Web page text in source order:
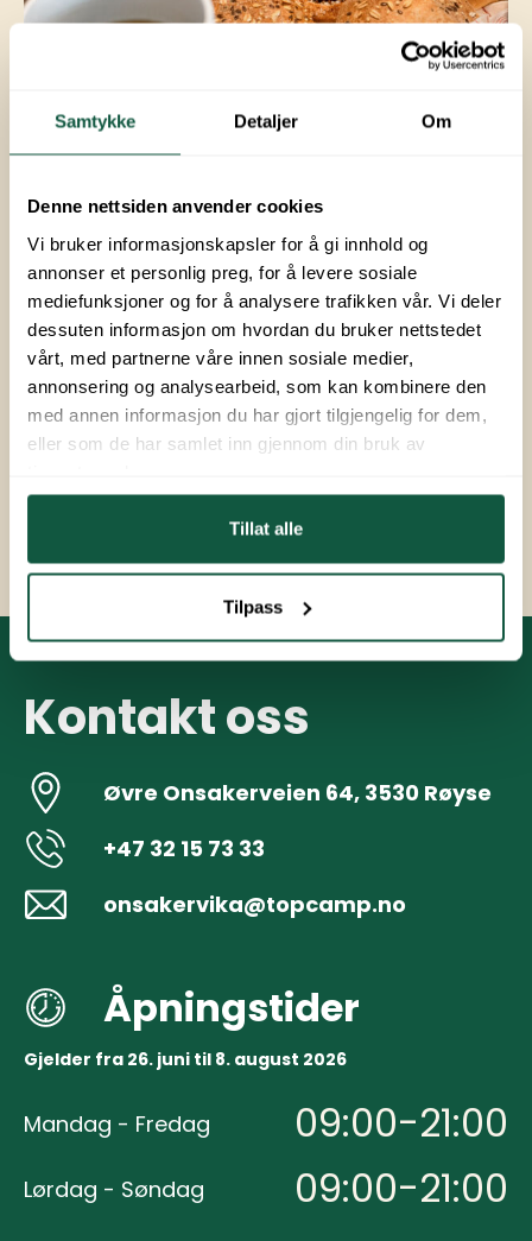
Samtykke Detaljer Om
Denne nettsiden anvender cookies
Vi bruker informasjonskapsler for å gi innhold og
annonser et personlig preg, for å levere sosiale
mediefunksjoner og for å analysere trafikken vår. Vi deler
dessuten informasjon om hvordan du bruker nettstedet
vårt, med partnerne våre innen sosiale medier,
annonsering og analysearbeid, som kan kombinere den
med annen informasjon du har gjort tilgjengelig for dem,
eller som de har samlet inn gjennom din bruk av
Tillat alle
Tilpass
Butikk
I resepsjonen finner du vår butikk. Vi har pålegg,
brød, enkle matvarer, leker, hygieneprodukter,
godteri og is.
Mellom 26. juni og 12. august kan du kjøpe ferske
rundstykker og småbakst hver morgen.
Butikken følger åpningstidene til resepsjonen.
Kontakt oss
Øvre Onsakerveien 64, 3530 Røyse
+47 32 15 73 33
onsakervika@topcamp.no
Åpningstider
Gjelder fra 26. juni til 8. august 2026
Mandag - Fredag 09:00-21:00
Lørdag - Søndag 09:00-21:00